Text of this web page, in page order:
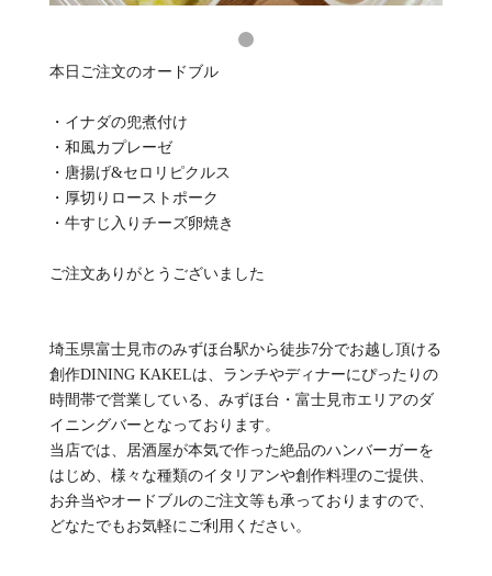
本日ご注文のオードブル
・イナダの兜煮付け
・和風カプレーゼ
・唐揚げ&セロリピクルス
・厚切りローストポーク
・牛すじ入りチーズ卵焼き
ご注文ありがとうございました
埼玉県富士見市のみずほ台駅から徒歩7分でお越し頂ける
創作DINING KAKELは、ランチやディナーにぴったりの
時間帯で営業している、みずほ台・富士見市エリアのダ
イニングバーとなっております。
当店では、居酒屋が本気で作った絶品のハンバーガーを
はじめ、様々な種類のイタリアンや創作料理のご提供、
お弁当やオードブルのご注文等も承っておりますので、
どなたでもお気軽にご利用ください。